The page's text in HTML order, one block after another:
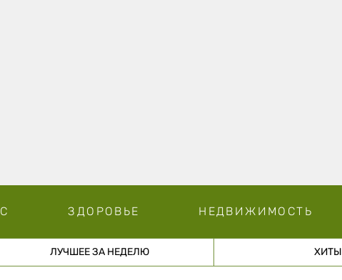
ЗДОРОВЬЕ НЕДВИЖИМОСТЬ
ЛУЧШЕЕ ЗА НЕДЕЛЮ ХИТЫ